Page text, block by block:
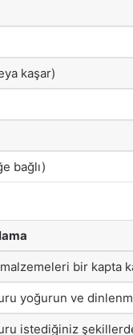
kaşar)
bağlı)
bir kapta
yoğurun ve
istediğiniz